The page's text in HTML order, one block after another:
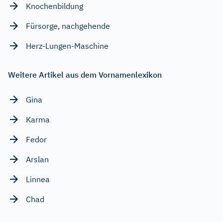
Knochenbildung
Fürsorge, nachgehende
Herz-Lungen-Maschine
Weitere Artikel aus dem Vornamenlexikon
Gina
Karma
Fedor
Arslan
Linnea
Chad